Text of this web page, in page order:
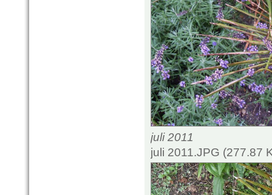
juli 2011
juli 2011.JPG (277.87